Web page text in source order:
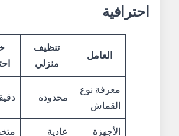
احترافية
العامل
تنظيف
منزلي
معرفة نوع
القماش
محدودة
الأجهزة عادية